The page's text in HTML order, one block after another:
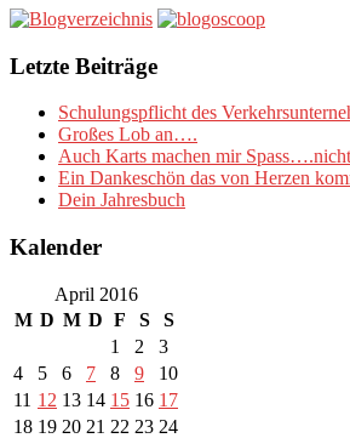
Letzte Beiträge
Schulungspflicht des
Großes Lob an….
Auch Karts machen mir
Ein Dankeschön das von Herzen
Dein Jahresbuch
Kalender
April 2016
M D M D F S
S
1
2
3
4
5 6 7 8 9
10
11 12 13 14 15 16 17
18 19 20 21 22 23 24